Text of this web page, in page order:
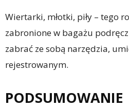
Wiertarki, młotki, piły – tego
zabronione w bagażu
zabrać ze sobą narzędzia,
rejestrowanym.
PODSUMOWANIE